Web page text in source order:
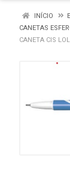
INÍCIO
CANETAS
CANETA CIS